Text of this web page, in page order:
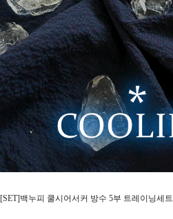
[SET]백누피 쿨시어서커 방수 5부 트레이닝세트